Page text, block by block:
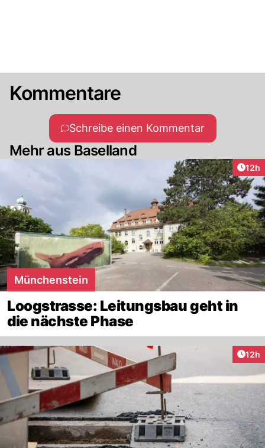
Kommentare
Schreibe einen Kommentar
Mehr aus Baselland
12h
Münchenstein
Loogstrasse: Leitungsbau geht in
die nächste Phase
12h